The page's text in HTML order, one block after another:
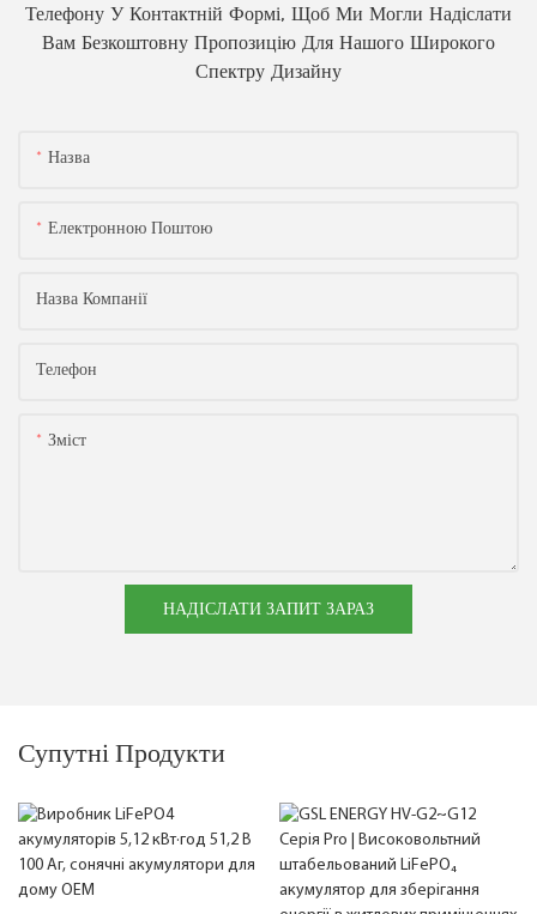
Телефону У Контактній Формі, Щоб Ми Могли Надіслати
Вам Безкоштовну Пропозицію Для Нашого Широкого
Спектру Дизайну
Назва
Електронною Поштою
Назва Компанії
Телефон
Зміст
НАДІСЛАТИ ЗАПИТ ЗАРАЗ
Супутні Продукти